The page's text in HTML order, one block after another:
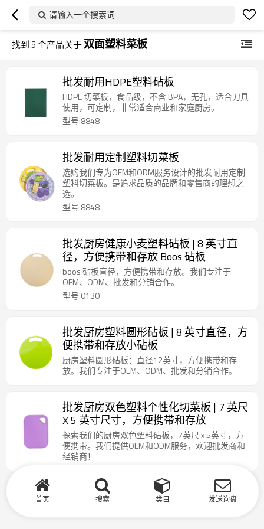
请输入一个搜索词
找到5个产品关于双面塑料菜板
批发耐用HDPE塑料砧板
HDPE 切菜板，食品级，不含 BPA，无孔，适合刀具
使用，可定制，非常适合商业和家庭厨房。
型号:8848
批发耐用定制塑料切菜板
选购我们专为OEM和ODM服务设计的批发耐用定制
塑料切菜板。是追求品质的品牌和零售商的理想之
选。
型号:8848
批发厨房健康小麦塑料砧板 | 8 英寸直
径，方便携带和存放 Boos 砧板
boos 砧板直径，方便携带和存放。我们专注于
OEM、ODM、批发和分销合作。
型号:0130
批发厨房塑料圆形砧板 | 8 英寸直径，方
便携带和存放小砧板
厨房塑料圆形砧板：直径12英寸，方便携带和存
放。我们专注于OEM、ODM、批发和分销合作。
批发厨房双色塑料个性化切菜板 | 7 英尺
X 5 英寸尺寸，方便携带和存放
探索我们的厨房双色塑料砧板，7英尺 x 5英寸，方
便携带。我们提供OEM和ODM服务，欢迎批发商和
经销商！
首页 搜索 类目 发送询盘